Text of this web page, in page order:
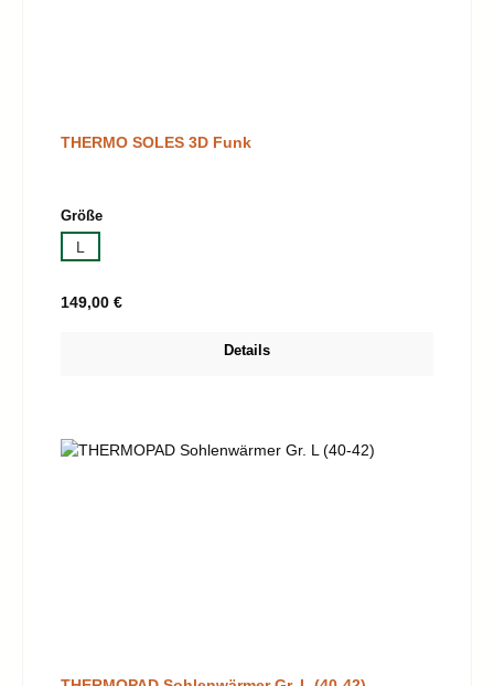
THERMO SOLES 3D Funk
Größeauswählen
L
Regulärer Preis:
149,00 €
Details